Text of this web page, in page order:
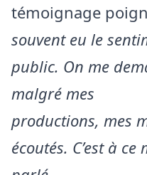
témoignage
souvent eu le
public. On me
malgré mes
productions, mes
écoutés. C’est à ce